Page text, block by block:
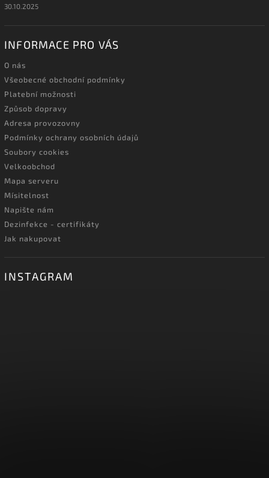
30.10.2025
INFORMACE PRO VÁS
O nás
Všeobecné obchodní podmínky
Platební možnosti
Způsob dopravy
Adresa provozovny
Podmínky ochrany osobních údajů
Soubory cookies
Velkoobchod
Mapa serveru
Mísitelnost
Napište nám
Dezinfekce - certifikáty
Jak nakupovat
INSTAGRAM